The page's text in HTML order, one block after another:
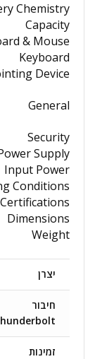
Chemistry
Capacity
& Mouse
Keyboard
Device
General
Security
Supply
Input Power
Conditions
Certifications
Dimensions
Weight
יצרן
חיבור
זמינות